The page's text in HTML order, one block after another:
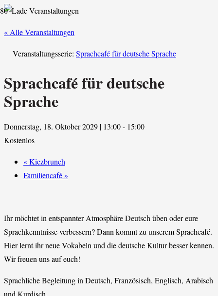
« Alle Veranstaltungen
Veranstaltungsserie: Sprachcafé für deutsche Sprache
Sprachcafé für deutsche
Sprache
Donnerstag, 18. Oktober 2029 | 13:00- 15:00
Kostenlos
«Kiezbrunch
Familiencafé»
Ihr möchtet in entspannter Atmosphäre Deutsch üben oder eure
Sprachkenntnisse verbessern? Dann kommt zu unserem Sprachcafé.
Hier lernt ihr neue Vokabeln und die deutsche Kultur besser kennen.
Wir freuen uns auf euch!
Sprachliche Begleitung in Deutsch, Französisch, Englisch, Arabisch
und Kurdisch.